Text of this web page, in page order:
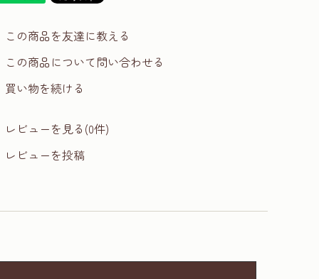
この商品を友達に教える
この商品について問い合わせる
買い物を続ける
レビューを見る(0件)
レビューを投稿